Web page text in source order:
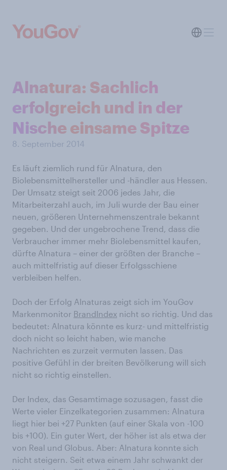
Alnatura: Sachlich
erfolgreich und in der
Nische einsame Spitze
8. September 2014
Es läuft ziemlich rund für Alnatura, den
Biolebensmittelhersteller und -händler aus Hessen.
Der Umsatz steigt seit 2006 jedes Jahr, die
Mitarbeiterzahl auch, im Juli wurde der Bau einer
neuen, größeren Unternehmenszentrale bekannt
gegeben. Und der ungebrochene Trend, dass die
Verbraucher immer mehr Biolebensmittel kaufen,
dürfte Alnatura – einer der größten der Branche –
auch mittelfristig auf dieser Erfolgsschiene
verbleiben helfen.
Doch der Erfolg Alnaturas zeigt sich im YouGov
Markenmonitor BrandIndex nicht so richtig. Und das
bedeutet: Alnatura könnte es kurz- und mittelfristig
doch nicht so leicht haben, wie manche
Nachrichten es zurzeit vermuten lassen. Das
positive Gefühl in der breiten Bevölkerung will sich
nicht so richtig einstellen.
Der Index, das Gesamtimage sozusagen, fasst die
Werte vieler Einzelkategorien zusammen: Alnatura
liegt hier bei +27 Punkten (auf einer Skala von -100
bis +100). Ein guter Wert, der höher ist als etwa der
von Real und Globus. Aber: Alnatura konnte sich
nicht steigern. Seit etwa einem Jahr schwankt der